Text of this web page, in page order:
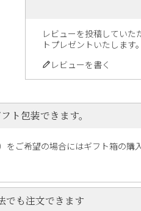
レビューを投稿していた
トプレゼントいたします。
レビューを書く
ト包装できます。
ご希望の場合にはギフト箱の購
でも注文できます